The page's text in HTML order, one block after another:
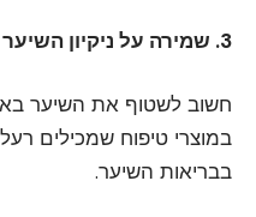
3. שמירה על ניקיון השיער
חשוב לשטוף את השיער
במוצרי טיפוח שמכילים
בבריאות השיער.